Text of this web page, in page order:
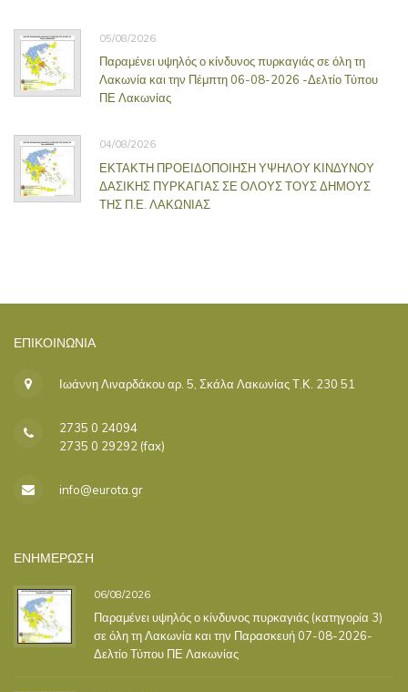
05/08/2026
Παραμένει υψηλός ο κίνδυνος πυρκαγιάς σε όλη τη
Λακωνία και την Πέμπτη 06-08-2026 -Δελτίο Τύπου
ΠΕ Λακωνίας
04/08/2026
ΕΚΤΑΚΤΗ ΠΡΟΕΙΔΟΠΟΙΗΣΗ ΥΨΗΛΟΥ ΚΙΝΔΥΝΟΥ
ΔΑΣΙΚΗΣ ΠΥΡΚΑΓΙΑΣ ΣΕ ΟΛΟΥΣ ΤΟΥΣ ΔΗΜΟΥΣ
ΤΗΣ Π.Ε. ΛΑΚΩΝΙΑΣ
ΕΠΙΚΟΙΝΩΝΊΑ
Ιωάννη Λιναρδάκου αρ. 5, Σκάλα Λακωνίας Τ.Κ. 230 51
2735 0 24094
2735 0 29292 (fax)
info@eurota.gr
ΕΝΗΜΕΡΩΣΗ
06/08/2026
Παραμένει υψηλός ο κίνδυνος πυρκαγιάς (κατηγορία 3)
σε όλη τη Λακωνία και την Παρασκευή 07-08-2026-
Δελτίο Τύπου ΠΕ Λακωνίας